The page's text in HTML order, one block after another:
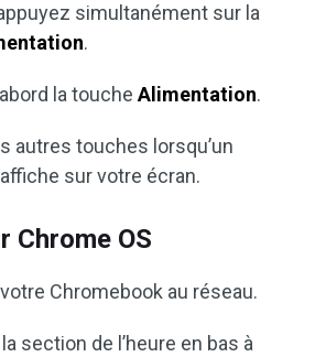
simultanément sur la
.
la toucheAlimentation.
autres touches lorsqu’un
sur votre écran.
Chrome OS
Chromebook au réseau.
section de l’heure en bas à